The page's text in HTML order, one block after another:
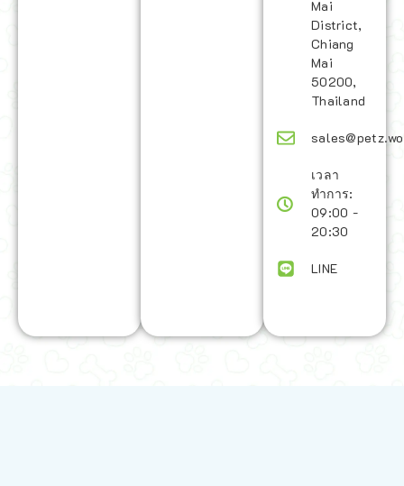
Mai
District,
Chiang
Mai
50200,
Thailand
เวลา
ทำการ:
09:00 -
20:30
LINE